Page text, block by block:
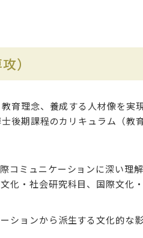
）
育理念、養成する人材像を実
後期課程のカリキュラム（教
コミュニケーションに深い理
化・社会研究科目、国際文化
ションから派生する文化的な